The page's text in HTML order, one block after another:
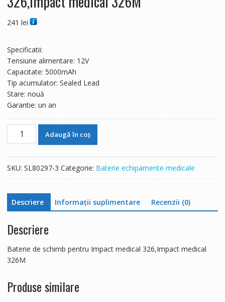
241 lei
Specificatii:
Tensiune alimentare: 12V
Capacitate: 5000mAh
Tip acumulator: Sealed Lead
Stare: nouă
Garantie: un an
Cantitate
Baterie
pentru
medical
326,Impact
326M
Adaugă în coș
SKU: SL80297-3 Categorie: Baterie echipamente medicale
Descriere Informații suplimentare Recenzii (0)
Descriere
Baterie de schimb pentru Impact medical 326,Impact medical
326M
Produse similare